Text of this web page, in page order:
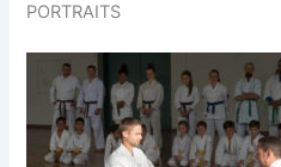
PORTRAITS